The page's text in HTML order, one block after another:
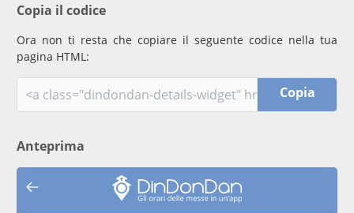
Copia il codice
Ora non ti resta che copiare il seguente codice nella tua
pagina HTML:
Copia
Anteprima